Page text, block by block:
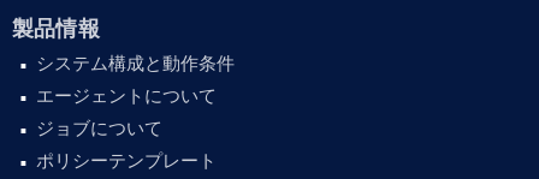
製品情報
システム構成と動作条件
エージェントについて
ジョブについて
ポリシーテンプレート